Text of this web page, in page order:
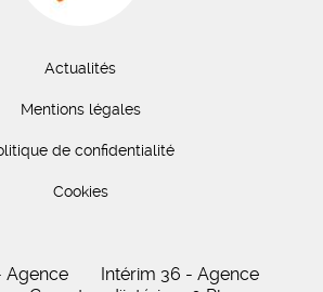
Actualités
Mentions légales
de confidentialité
Cookies
Agence
Intérim 36 - Agence